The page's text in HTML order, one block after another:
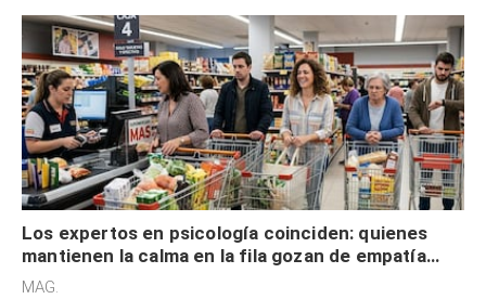
Los expertos en psicología coinciden: quienes
mantienen la calma en la fila gozan de empatía
cognitiva, gratitud y no solo tienen autocontrol
MAG.